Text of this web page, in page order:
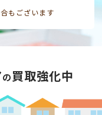
もございます
の買取強化中